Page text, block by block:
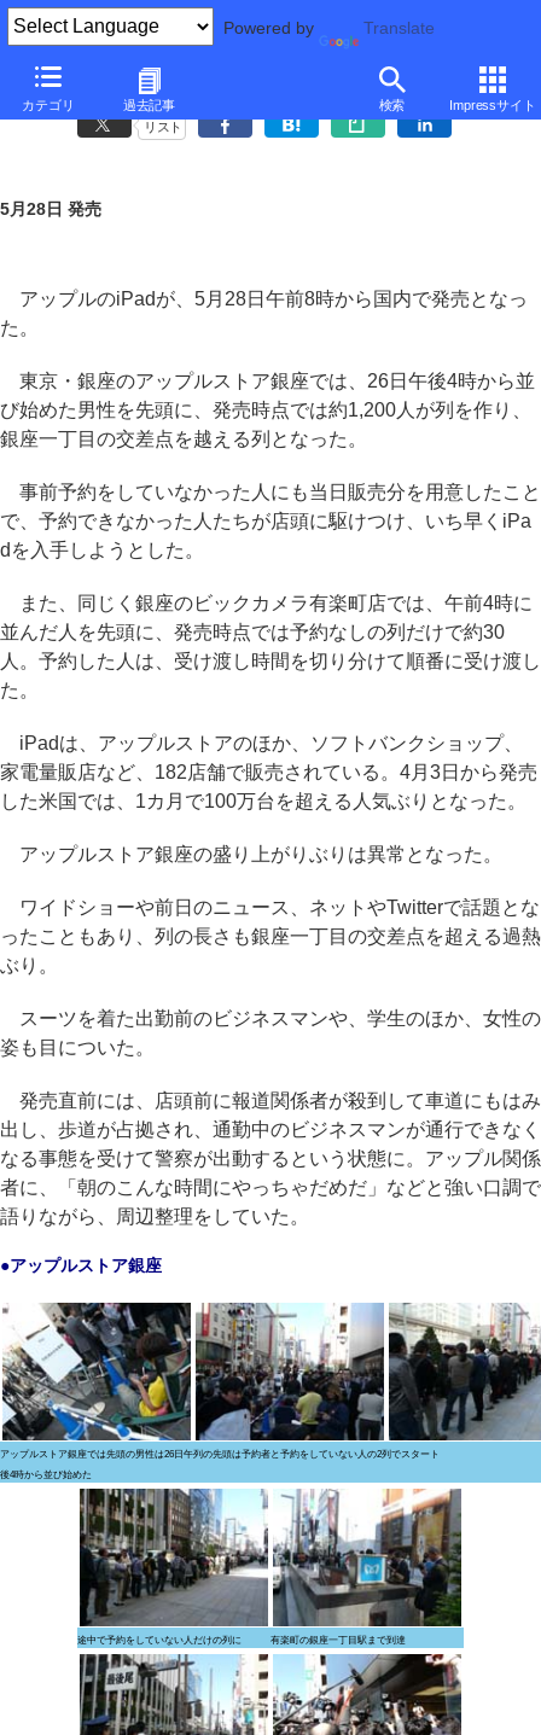
Powered by Translate
カテゴリ 過去記事 検索 Impressサイト
iPad発売、アップルストア銀座に約1,200人の列
リスト
5月28日 発売
アップルのiPadが、5月28日午前8時から国内で発売となっ
た。
東京・銀座のアップルストア銀座では、26日午後4時から並
び始めた男性を先頭に、発売時点では約1,200人が列を作り、
銀座一丁目の交差点を越える列となった。
事前予約をしていなかった人にも当日販売分を用意したこと
で、予約できなかった人たちが店頭に駆けつけ、いち早くiPa
dを入手しようとした。
また、同じく銀座のビックカメラ有楽町店では、午前4時に
並んだ人を先頭に、発売時点では予約なしの列だけで約30
人。予約した人は、受け渡し時間を切り分けて順番に受け渡し
た。
iPadは、アップルストアのほか、ソフトバンクショップ、
家電量販店など、182店舗で販売されている。4月3日から発売
した米国では、1カ月で100万台を超える人気ぶりとなった。
アップルストア銀座の盛り上がりぶりは異常となった。
ワイドショーや前日のニュース、ネットやTwitterで話題とな
ったこともあり、列の長さも銀座一丁目の交差点を超える過熱
ぶり。
スーツを着た出勤前のビジネスマンや、学生のほか、女性の
姿も目についた。
発売直前には、店頭前に報道関係者が殺到して車道にもはみ
出し、歩道が占拠され、通勤中のビジネスマンが通行できなく
なる事態を受けて警察が出動するという状態に。アップル関係
者に、「朝のこんな時間にやっちゃだめだ」などと強い口調で
語りながら、周辺整理をしていた。
●アップルストア銀座
アップルストア銀座では先頭の男性は26日午
後4時から並び始めた
列の先頭は予約者と予約をしていない人の2列でスタート
途中で予約をしていない人だけの列に 有楽町の銀座一丁目駅まで到達